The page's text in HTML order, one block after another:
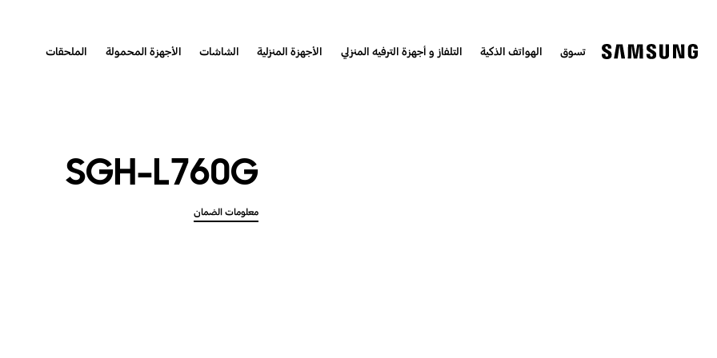
تسوق الهواتف الذكية التلفاز و أجهزة الترفيه المنزلي الأجهزة المنزلية الشاشات الأجهزة المحمولة الملحقات
SGH-L760G
معلومات الضمان